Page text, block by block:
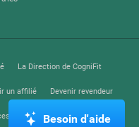
La Direction de CogniFit
un affilié Devenir revendeur
Centre de Confiance
Besoin d'aide